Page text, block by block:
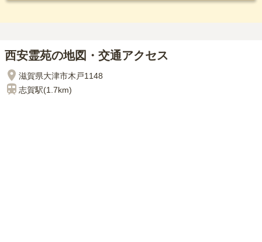
西安霊苑の地図・交通アクセス
滋賀県大津市木戸1148
志賀駅(1.7km)